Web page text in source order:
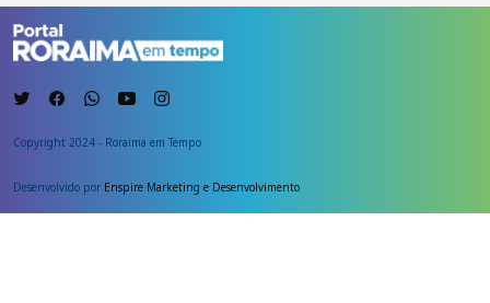
Copyright 2024 - Roraima em Tempo
Desenvolvido por Enspire Marketing e Desenvolvimento